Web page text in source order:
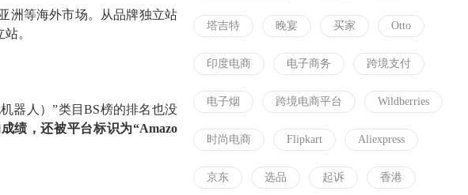
洲等海外市场。从品牌独立站
。
器人）”类目BS榜的排名也没
绩，还被平台标识为“Amazo
塔吉特 晚宴 买家 Otto
印度电商 电子商务 跨境支付
电子烟 跨境电商平台 Wildberries
时尚电商 Flipkart Aliexpress
京东 选品 起诉 香港